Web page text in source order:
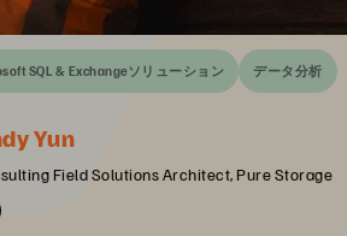
SQL & Exchangeソリューション データ分析
Yun
Field Solutions Architect, Pure Storage